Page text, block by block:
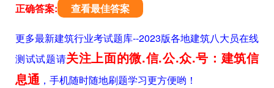
正确答案: 查看最佳答案
更多最新建筑行业考试题库--2023版各地建筑八大员在线
测试试题请关注上面的微.信.公.众.号：建筑信
息通，手机随时随地刷题学习更方便哟！